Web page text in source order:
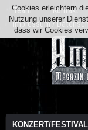
Team Kontakt
Impressum /
KONZERT/FESTIVAL
Cookies erleichtern
Nutzung unserer
dass wir Cookies